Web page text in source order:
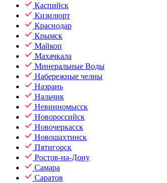
Каспийск
Кизилюрт
Краснодар
Крымск
Майкоп
Махачкала
Минеральные Воды
Набережные челны
Назрань
Нальчик
Невинномысск
Новороссийск
Новочеркасск
Новошахтинск
Пятигорск
Ростов-на-Дону
Самара
Саратов